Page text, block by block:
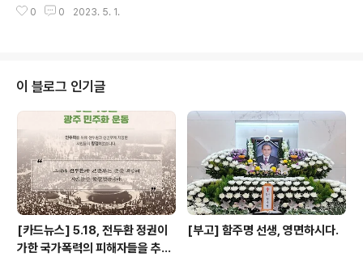
과 국가폭력이 재발되지 않도록 힘써 노력하고 있습니다.
건의 피해자들과 가족에게 ‘5월’은 참 메마르고 서글픈 달
차상위계층으로 정부지원금과 노령연금을 받아가며 2평
남짓의 여인숙에서 홀로 살아가고 있습니다. 강병선 씨와
강광보 씨의 관계란 먼 친척인 10촌으로 초등학생 때 문중
벌초로 잠시 얼굴을 본 것이 전부였었습니다. 강병선 씨가
이 사건에 연루된 것은 생계를 위해 일거리를 찾아 일본에
밀항했다가 송환당한 사실 하나 때문이었습..
0 0 2023. 5. 1.
이 블로그 인기글
[카드뉴스] 5.18, 전두환 정권이
가한 국가폭력의 피해자들을 추념
[부고] 함주명 선생, 영면하시다.